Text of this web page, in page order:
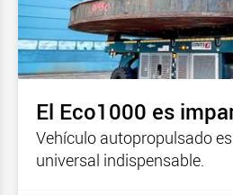
El Eco1000 es
Vehículo autopropulsado
universal indispensable.